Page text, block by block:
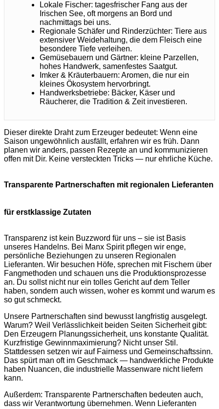
Lokale Fischer: tagesfrischer Fang aus der
Irischen See, oft morgens an Bord und
nachmittags bei uns.
Regionale Schäfer und Rinderzüchter: Tiere aus
extensiver Weidehaltung, die dem Fleisch eine
besondere Tiefe verleihen.
Gemüsebauern und Gärtner: kleine Parzellen,
hohes Handwerk, samenfestes Saatgut.
Imker & Kräuterbauern: Aromen, die nur ein
kleines Ökosystem hervorbringt.
Handwerksbetriebe: Bäcker, Käser und
Räucherer, die Tradition & Zeit investieren.
Dieser direkte Draht zum Erzeuger bedeutet: Wenn eine
Saison ungewöhnlich ausfällt, erfahren wir es früh. Dann
planen wir anders, passen Rezepte an und kommunizieren
offen mit Dir. Keine versteckten Tricks — nur ehrliche Küche.
Transparente Partnerschaften mit regionalen Lieferanten
für erstklassige Zutaten
Transparenz ist kein Buzzword für uns – sie ist Basis
unseres Handelns. Bei Manx Spirit pflegen wir enge,
persönliche Beziehungen zu unseren Regionalen
Lieferanten. Wir besuchen Höfe, sprechen mit Fischern über
Fangmethoden und schauen uns die Produktionsprozesse
an. Du sollst nicht nur ein tolles Gericht auf dem Teller
haben, sondern auch wissen, woher es kommt und warum es
so gut schmeckt.
Unsere Partnerschaften sind bewusst langfristig ausgelegt.
Warum? Weil Verlässlichkeit beiden Seiten Sicherheit gibt:
Den Erzeugern Planungssicherheit, uns konstante Qualität.
Kurzfristige Gewinnmaximierung? Nicht unser Stil.
Stattdessen setzen wir auf Fairness und Gemeinschaftssinn.
Das spürt man oft im Geschmack — handwerkliche Produkte
haben Nuancen, die industrielle Massenware nicht liefern
kann.
Außerdem: Transparente Partnerschaften bedeuten auch,
dass wir Verantwortung übernehmen. Wenn Lieferanten